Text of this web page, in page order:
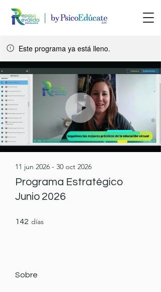
Este programa ya está lleno.
Programa Estratégico
Junio 2026
11 jun 2026 - 30 oct 2026
142 días
Sobre